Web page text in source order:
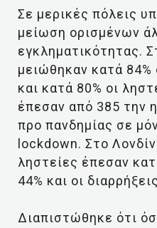
Σε μερικές πόλεις
μείωση ορισμένων
εγκληματικότητας.
μειώθηκαν κατά 84%
και κατά 80% οι
έπεσαν από 385 την
προ πανδημίας σε
lockdown. Στο
ληστείες έπεσαν
44% και οι
Διαπιστώθηκε ότι